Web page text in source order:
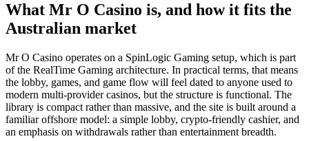
What Mr O Casino is, and how it fits the
Australian market
Mr O Casino operates on a SpinLogic Gaming setup, which is part
of the RealTime Gaming architecture. In practical terms, that means
the lobby, games, and game flow will feel dated to anyone used to
modern multi-provider casinos, but the structure is functional. The
library is compact rather than massive, and the site is built around a
familiar offshore model: a simple lobby, crypto-friendly cashier, and
an emphasis on withdrawals rather than entertainment breadth.